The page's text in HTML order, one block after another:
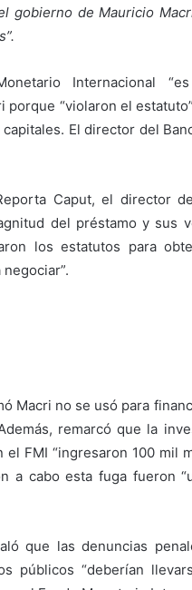
gobierno de Mauricio
Internacional
“violaron el
El director del
Caput, el director
del préstamo y sus
los estatutos para
Macri no se usó para
remarcó que la
FMI “ingresaron 100 mil
a cabo esta fuga fueron
que las denuncias
públicos “deberían